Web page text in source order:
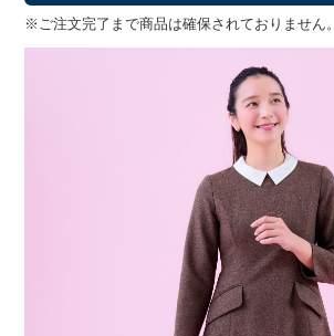
※ご注文完了まで商品は確保されておりません。